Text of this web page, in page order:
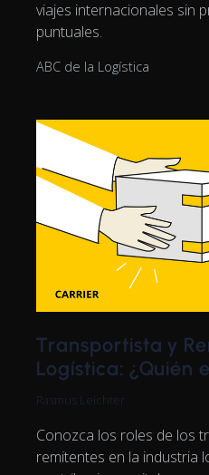
viajes internacionales sin
puntuales.
ABC de la Logística
Transportista y
Logística: ¿Quién
Rasmus Leichter
Conozca los roles de los
remitentes en la industria